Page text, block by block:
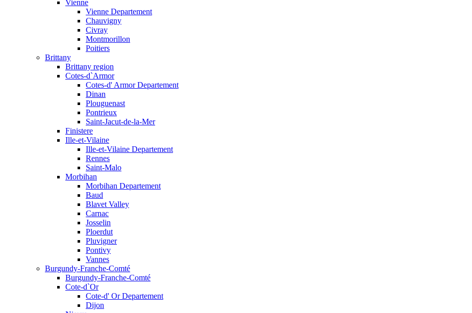
Vienne
Vienne Departement
Chauvigny
Civray
Montmorillon
Poitiers
Brittany
Brittany region
Cotes-d`Armor
Cotes-d' Armor Departement
Dinan
Plouguenast
Pontrieux
Saint-Jacut-de-la-Mer
Finistere
Ille-et-Vilaine
Ille-et-Vilaine Departement
Rennes
Saint-Malo
Morbihan
Morbihan Departement
Baud
Blavet Valley
Carnac
Josselin
Ploerdut
Pluvigner
Pontivy
Vannes
Burgundy-Franche-Comté
Burgundy-Franche-Comté
Cote-d`Or
Cote-d' Or Departement
Dijon